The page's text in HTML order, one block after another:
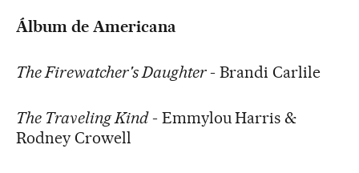
Álbum de Americana
The Firewatcher's Daughter- Brandi Carlile
The Traveling Kind- Emmylou Harris &
Rodney Crowell